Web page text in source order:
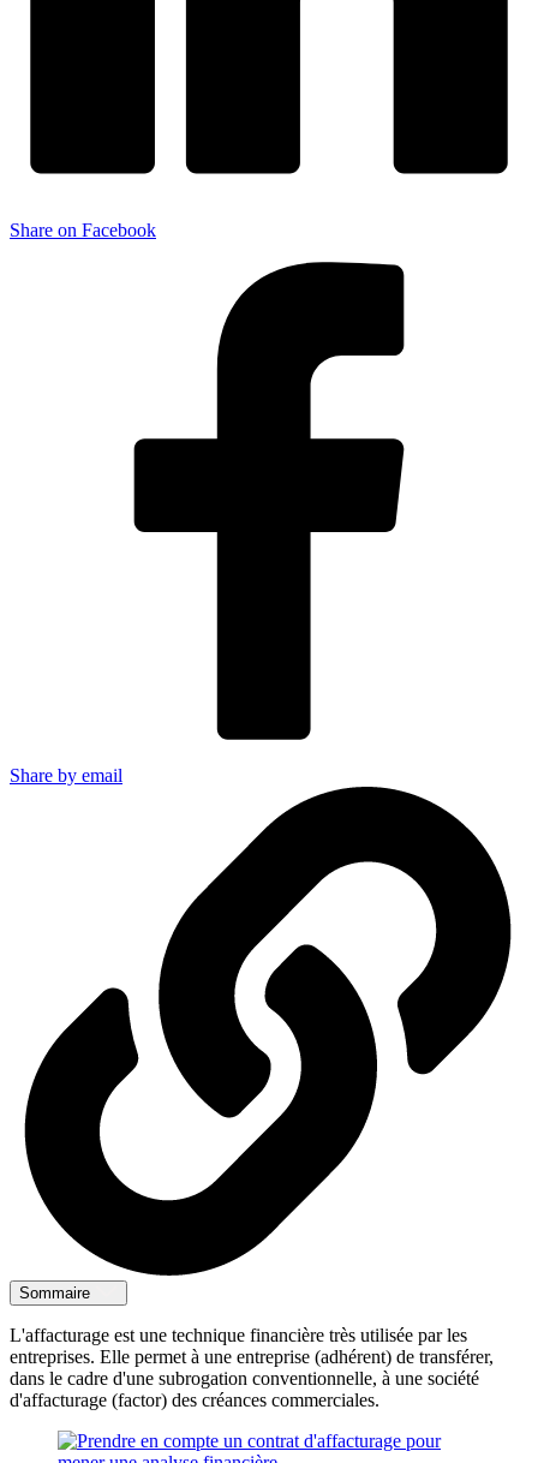
Share on Facebook
Share by email
Sommaire
L'affacturage est une technique financière très utilisée par les
entreprises. Elle permet à une entreprise (adhérent) de transférer,
dans le cadre d'une subrogation conventionnelle, à une société
d'affacturage (factor) des créances commerciales.